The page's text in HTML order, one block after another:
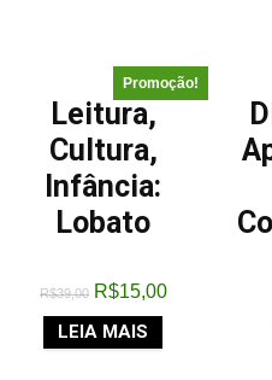
Promoção!
Leitura,
Cultura,
Infância:
Lobato
R$39,00 R$15,00
LEIA MAIS